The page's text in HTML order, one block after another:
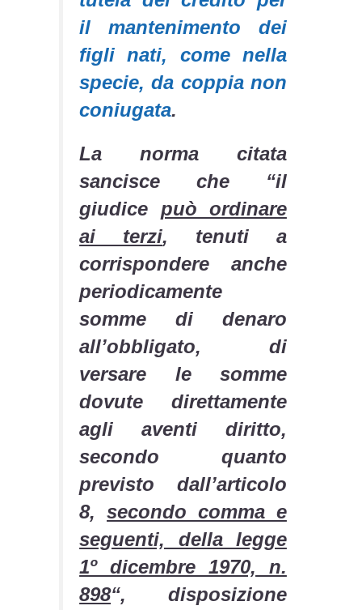
il mantenimento dei
figli nati, come nella
specie, da coppia non
coniugata.
La norma citata
sancisce che “il
giudice può ordinare
ai terzi, tenuti a
corrispondere anche
periodicamente
somme di denaro
all’obbligato, di
versare le somme
dovute direttamente
agli aventi diritto,
secondo quanto
previsto dall’articolo
8,secondo comma e
seguenti, della legge
1º dicembre 1970, n.
898“, disposizione